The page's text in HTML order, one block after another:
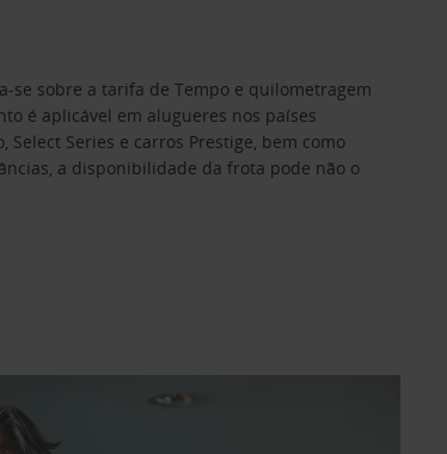
se sobre a tarifa de Tempo e quilometragem
é aplicável em alugueres nos países
Series e carros Prestige, bem como
a disponibilidade da frota pode não o